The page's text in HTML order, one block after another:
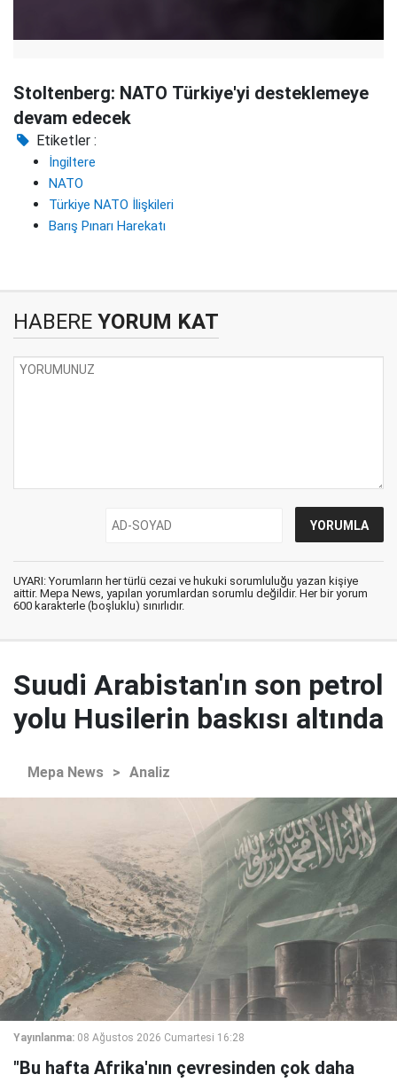
Stoltenberg: NATO Türkiye'yi desteklemeye
devam edecek
Etiketler :
İngiltere
NATO
Türkiye NATO İlişkileri
Barış Pınarı Harekatı
HABERE YORUM KAT
UYARI: Yorumların her türlü cezai ve hukuki sorumluluğu yazan kişiye
aittir. Mepa News, yapılan yorumlardan sorumlu değildir. Her bir yorum
600 karakterle (boşluklu) sınırlıdır.
Suudi Arabistan'ın son petrol
yolu Husilerin baskısı altında
Mepa News > Analiz
Yayınlanma: 08 Ağustos 2026 Cumartesi 16:28
"Bu hafta Afrika'nın çevresinden çok daha